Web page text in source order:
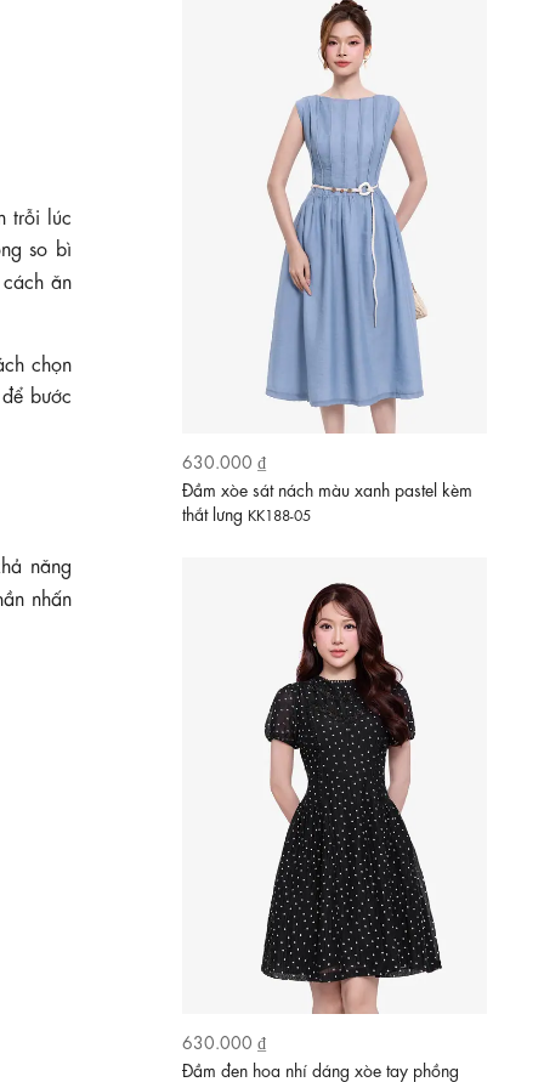
trỗi lúc
so bì
ăn
chọn
bước
năng
nhấn
630.000 ₫
Đầm đen hoa nhí dáng xòe tay phồng
KK189-26
690.000 ₫
Đầm xòe dài cổ vest in hoa tùng váy